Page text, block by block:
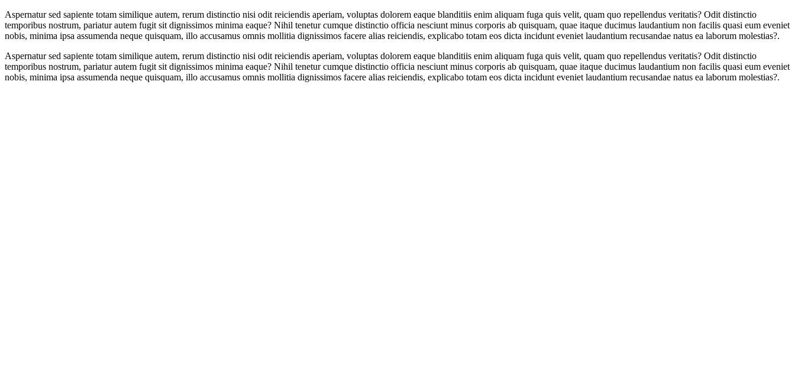
Aspernatur sed sapiente totam similique autem, rerum distinctio nisi odit reiciendis aperiam, voluptas dolorem eaque blanditiis enim aliquam fuga quis velit, quam quo repellendus veritatis? Odit distinctio
temporibus nostrum, pariatur autem fugit sit dignissimos minima eaque? Nihil tenetur cumque distinctio officia nesciunt minus corporis ab quisquam, quae itaque ducimus laudantium non facilis quasi eum eveniet
nobis, minima ipsa assumenda neque quisquam, illo accusamus omnis mollitia dignissimos facere alias reiciendis, explicabo totam eos dicta incidunt eveniet laudantium recusandae natus ea laborum molestias?.
Aspernatur sed sapiente totam similique autem, rerum distinctio nisi odit reiciendis aperiam, voluptas dolorem eaque blanditiis enim aliquam fuga quis velit, quam quo repellendus veritatis? Odit distinctio
temporibus nostrum, pariatur autem fugit sit dignissimos minima eaque? Nihil tenetur cumque distinctio officia nesciunt minus corporis ab quisquam, quae itaque ducimus laudantium non facilis quasi eum eveniet
nobis, minima ipsa assumenda neque quisquam, illo accusamus omnis mollitia dignissimos facere alias reiciendis, explicabo totam eos dicta incidunt eveniet laudantium recusandae natus ea laborum molestias?.